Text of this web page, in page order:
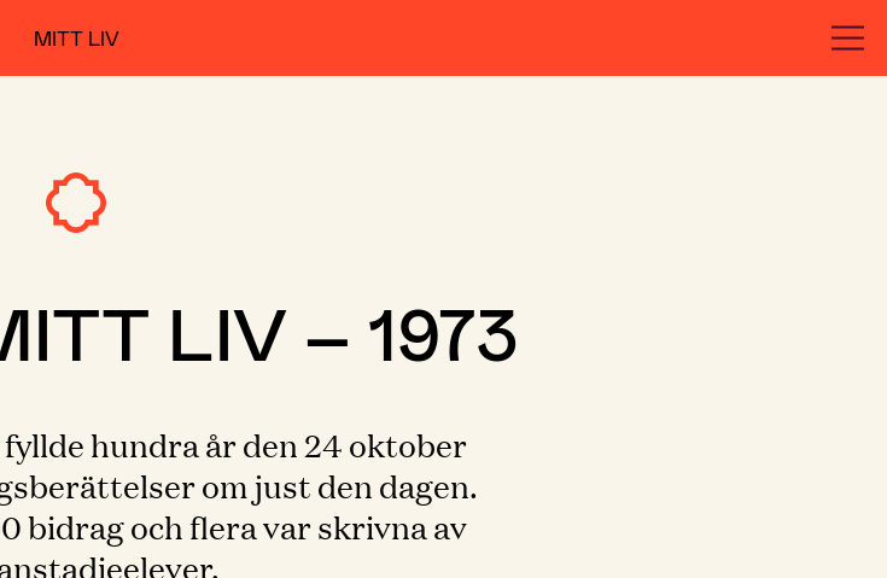
MITT LIV
LIV – 1973
hundra år den 24 oktober
om just den dagen.
bidrag och flera var skrivna av